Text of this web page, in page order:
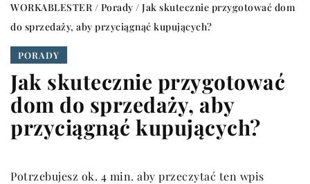
WORKABLESTER/ Porady / Jak skutecznie przygotować dom
do sprzedaży, aby przyciągnąć kupujących?
PORADY
Jak skutecznie przygotować
dom do sprzedaży, aby
przyciągnąć kupujących?
Potrzebujesz ok. 4 min. aby przeczytać ten wpis